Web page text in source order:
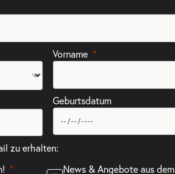
Vorname
Geburtsdatum
zu erhalten:
News & Angebote aus dem